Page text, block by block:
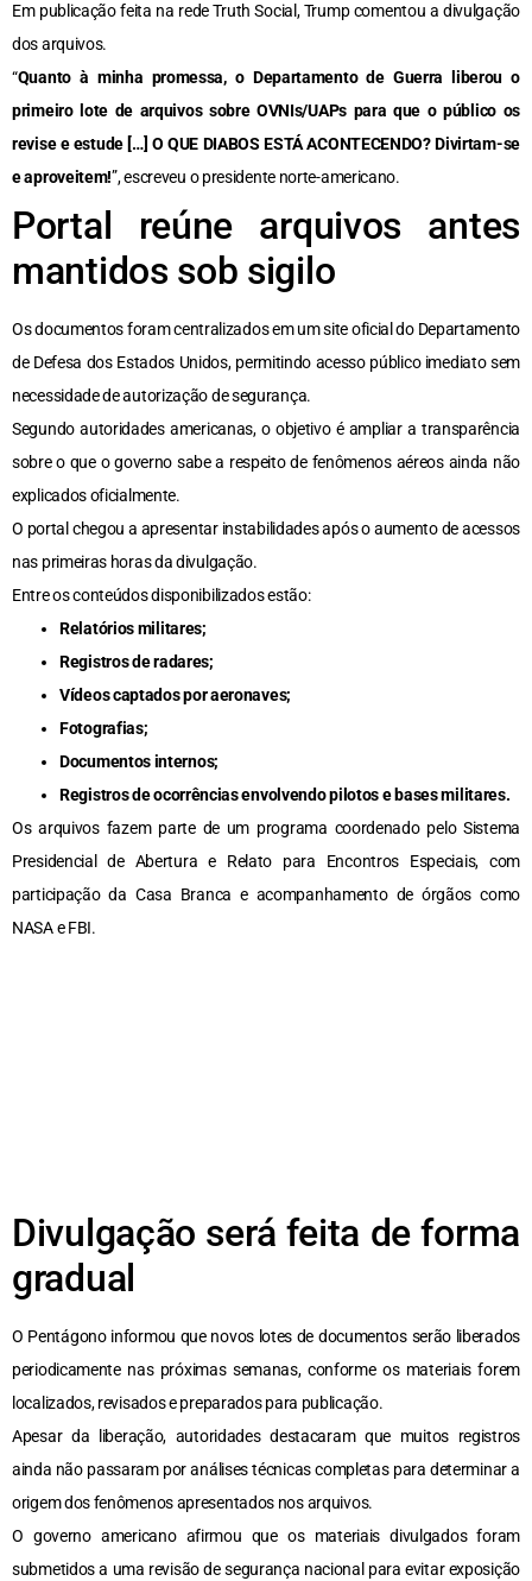
Em publicação feita na rede Truth Social, Trump comentou a divulgação
dos arquivos.
“Quanto à minha promessa, o Departamento de Guerra liberou o
primeiro lote de arquivos sobre OVNIs/UAPs para que o público os
revise e estude […] O QUE DIABOS ESTÁ ACONTECENDO? Divirtam-se
e aproveitem!”, escreveu o presidente norte-americano.
Portal reúne arquivos antes
mantidos sob sigilo
Os documentos foram centralizados em um site oficial do Departamento
de Defesa dos Estados Unidos, permitindo acesso público imediato sem
necessidade de autorização de segurança.
Segundo autoridades americanas, o objetivo é ampliar a transparência
sobre o que o governo sabe a respeito de fenômenos aéreos ainda não
explicados oficialmente.
O portal chegou a apresentar instabilidades após o aumento de acessos
nas primeiras horas da divulgação.
Entre os conteúdos disponibilizados estão:
Relatórios militares;
Registros de radares;
Vídeos captados por aeronaves;
Fotografias;
Documentos internos;
Registros de ocorrências envolvendo pilotos e bases militares.
Os arquivos fazem parte de um programa coordenado pelo Sistema
Presidencial de Abertura e Relato para Encontros Especiais, com
participação da Casa Branca e acompanhamento de órgãos como
NASA e FBI.
Divulgação será feita de forma
gradual
O Pentágono informou que novos lotes de documentos serão liberados
periodicamente nas próximas semanas, conforme os materiais forem
localizados, revisados e preparados para publicação.
Apesar da liberação, autoridades destacaram que muitos registros
ainda não passaram por análises técnicas completas para determinar a
origem dos fenômenos apresentados nos arquivos.
O governo americano afirmou que os materiais divulgados foram
submetidos a uma revisão de segurança nacional para evitar exposição